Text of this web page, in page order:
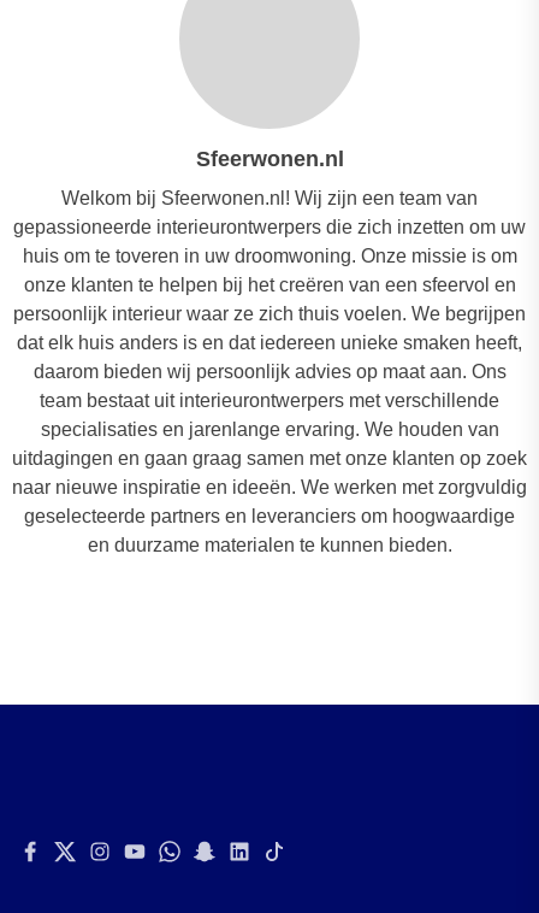
Sfeerwonen.nl
Welkom bij Sfeerwonen.nl! Wij zijn een team van
gepassioneerde interieurontwerpers die zich inzetten om uw
huis om te toveren in uw droomwoning. Onze missie is om
onze klanten te helpen bij het creëren van een sfeervol en
persoonlijk interieur waar ze zich thuis voelen. We begrijpen
dat elk huis anders is en dat iedereen unieke smaken heeft,
daarom bieden wij persoonlijk advies op maat aan. Ons
team bestaat uit interieurontwerpers met verschillende
specialisaties en jarenlange ervaring. We houden van
uitdagingen en gaan graag samen met onze klanten op zoek
naar nieuwe inspiratie en ideeën. We werken met zorgvuldig
geselecteerde partners en leveranciers om hoogwaardige
en duurzame materialen te kunnen bieden.
Facebook
TwitterInstagram
YoutubeWhatsapp
Snapchat
Linkedin
Tiktok